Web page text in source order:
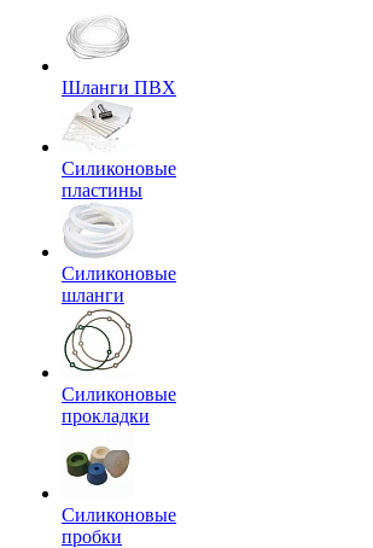
Шланги ПВХ
Силиконовые
пластины
Силиконовые
шланги
Силиконовые
прокладки
Силиконовые
пробки